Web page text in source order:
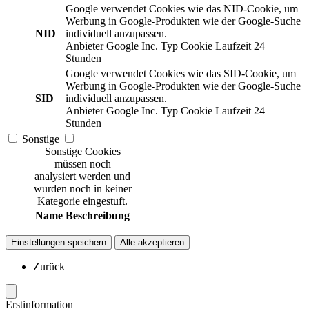
NID
Google verwendet Cookies wie das NID-Cookie, um
Werbung in Google-Produkten wie der Google-Suche
individuell anzupassen.
Anbieter Google Inc. Typ Cookie Laufzeit 24
Stunden
SID
Google verwendet Cookies wie das SID-Cookie, um
Werbung in Google-Produkten wie der Google-Suche
individuell anzupassen.
Anbieter Google Inc. Typ Cookie Laufzeit 24
Stunden
Sonstige
Sonstige Cookies
müssen noch
analysiert werden und
wurden noch in keiner
Kategorie eingestuft.
Name Beschreibung
Einstellungen speichern Alle akzeptieren
Zurück
Erstinformation